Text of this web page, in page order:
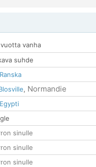
vanha
suhde
Ranska
, Normandie
Egypti
sinulle
sinulle
sinulle